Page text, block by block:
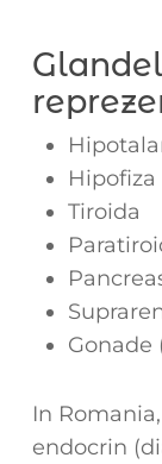
Hipofiza
Tiroida
Gonade
In
endocrin